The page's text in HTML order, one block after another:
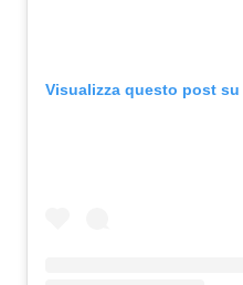
Visualizza questo post su